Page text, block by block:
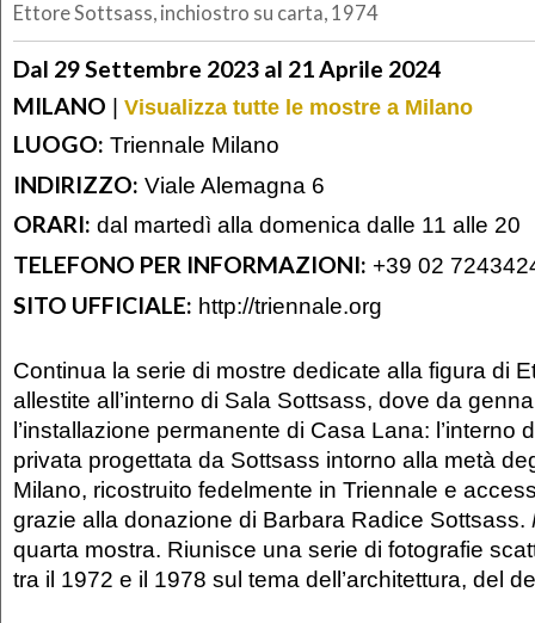
Ettore Sottsass, inchiostro su carta, 1974
Dal 29 Settembre 2023 al 21 Aprile 2024
MILANO | Visualizza tutte le mostre a Milano
LUOGO: Triennale Milano
INDIRIZZO: Viale Alemagna 6
ORARI: dal martedì alla domenica dalle 11 alle 20
TELEFONO PER INFORMAZIONI: +39 02
SITO UFFICIALE: http://triennale.org
Continua la serie di mostre dedicate alla figura di
allestite all’interno di Sala Sottsass, dove da
l’installazione permanente di Casa Lana: l’interno
privata progettata da Sottsass intorno alla metà
Milano, ricostruito fedelmente in Triennale e
grazie alla donazione di Barbara Radice Sottsass.
quarta mostra. Riunisce una serie di fotografie
tra il 1972 e il 1978 sul tema dell’architettura, del